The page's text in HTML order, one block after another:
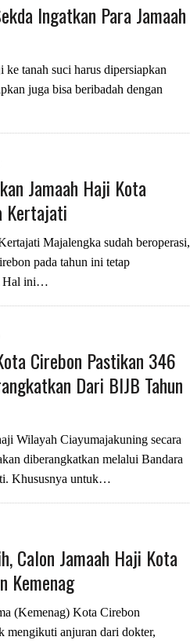
Ingatkan Para Jamaah
tanah suci harus dipersiapkan
juga bisa beribadah dengan
Jamaah Haji Kota
Kertajati
Majalengka sudah beroperasi,
pada tahun ini tetap
Hal ini…
Cirebon Pastikan 346
Dari BIJB Tahun
Wilayah Ciayumajakuning secara
diberangkatkan melalui Bandara
Khususnya untuk…
Calon Jamaah Haji Kota
Kemenag
(Kemenag) Kota Cirebon
mengikuti anjuran dari dokter,